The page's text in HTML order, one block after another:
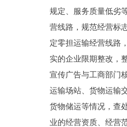
规定、服务质量低劣
营线路，规范经营标
定零担运输经营线路
实的企业限期整改，
宣传广告与工商部门
运输场站、货物运输
货物储运等情况，查
业的经营资质、经营